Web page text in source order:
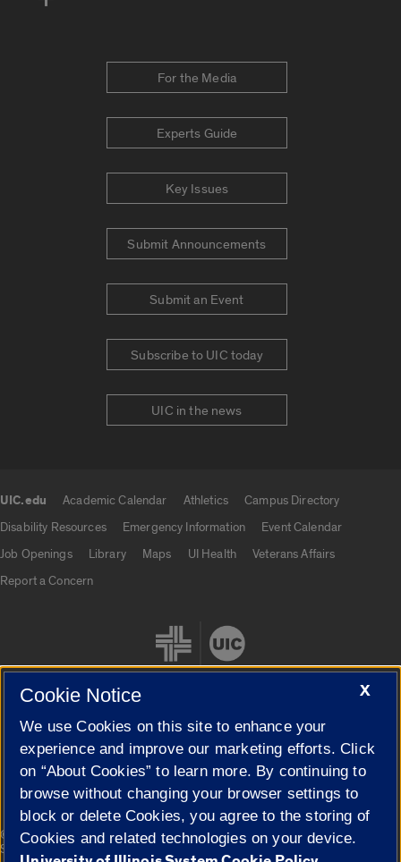
For the Media
Experts Guide
Key Issues
Submit Announcements
Submit an Event
Subscribe to UIC today
UIC in the news
UIC.edu Academic Calendar Athletics
Campus Directory
Disability Resources
Emergency Information
Event Calendar
Job Openings
Library Maps UI Health
Veterans Affairs
Report a Concern
Cookie Settings
© 2026 The Board of Trustees of the University of Illinois|
Privacy
Statement
X
Cookie Notice
We use Cookies on this site to enhance your
experience and improve our marketing efforts. Click
on “About Cookies” to learn more. By continuing to
browse without changing your browser settings to
block or delete Cookies, you agree to the storing of
Cookies and related technologies on your device.